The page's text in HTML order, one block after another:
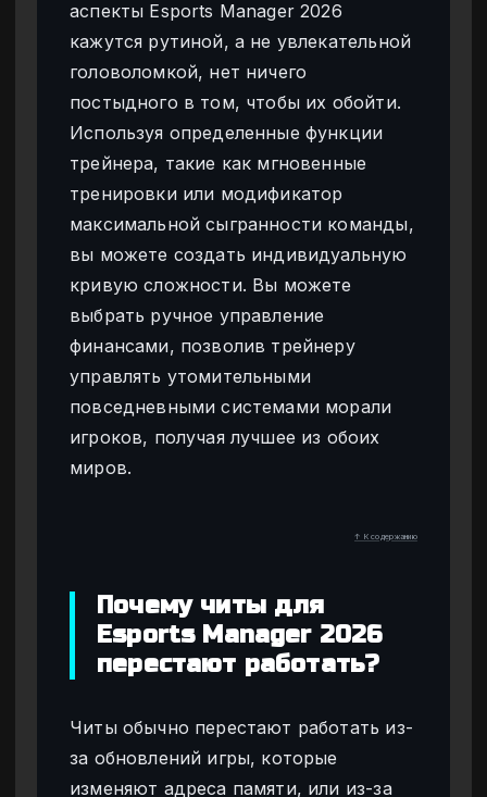
аспекты Esports Manager 2026
кажутся рутиной, а не увлекательной
головоломкой, нет ничего
постыдного в том, чтобы их обойти.
Используя определенные функции
трейнера, такие как мгновенные
тренировки или модификатор
максимальной сыгранности команды,
вы можете создать индивидуальную
кривую сложности. Вы можете
выбрать ручное управление
финансами, позволив трейнеру
управлять утомительными
повседневными системами морали
игроков, получая лучшее из обоих
миров.
↑ К содержанию
Почему читы для
Esports Manager 2026
перестают работать?
Читы обычно перестают работать из-
за обновлений игры, которые
изменяют адреса памяти, или из-за